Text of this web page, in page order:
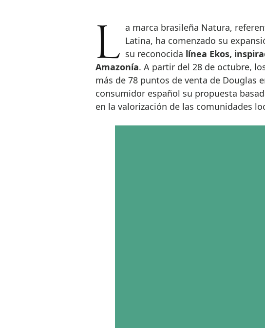
La marca brasileña Natura, referente en belleza sostenible en América Latina, ha comenzado su
su reconocida línea Ekos,
Amazonía. A partir del 28 de octubre,
más de 78 puntos de venta de Douglas
consumidor español su propuesta
en la valorización de las comunidades